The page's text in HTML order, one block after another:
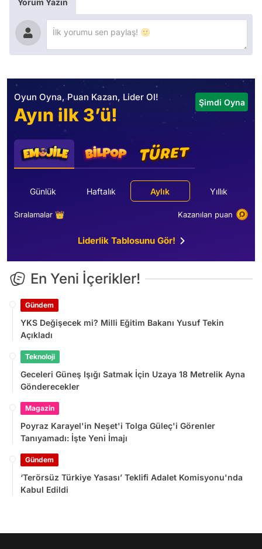
Yorum Yazın
Oyun Oyna, Puan Kazan, Lider Ol!
Ayın ilk 3’ü!
Şimdi Oyna
Günlük Haftalık Aylık Yıllık
Sıralamalar 👑 Kazanılan puan
Liderlik Tablosunu Gör!
En Yeni İçerikler!
Gündem
YKS Değişecek mi? Milli Eğitim Bakanı Yusuf Tekin
Açıkladı
Teknoloji
Geceleri Güneş Işığı Satmak İçin Uzaya 18 Metrelik Ayna
Gönderecekler
Magazin
Poyraz Karayel'in Neşet'i Tolga Güleç'i Görenler
Tanıyamadı: İşte Yeni İmajı
Gündem
‘Terörsüz Türkiye Yasası’ Teklifi Adalet Komisyonu'nda
Kabul Edildi